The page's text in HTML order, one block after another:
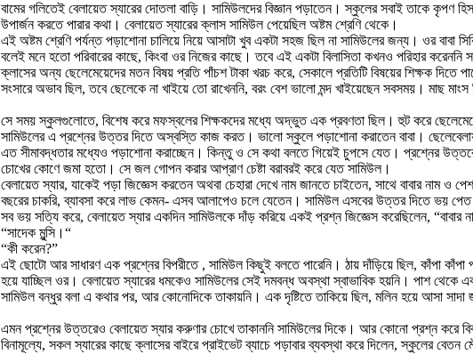
বামের গলিতেই বেলায়েত স্যারের দোতলা বাড়ি। সামিউলদের বিজ্ঞান পড়াতেন। স্কুলের সবাই তাকে কৃপণ
উপার্জন করতে পারার কথা। বেলায়েত স্যারের ক্লাস সামিউল পেয়েছিল অষ্টম শ্রেণি থেকে।
এই অষ্টম শ্রেণি পর্যন্ত পড়াশোনা চালিয়ে নিয়ে আসাটা খুব একটা সহজ ছিল না সামিউলের জন্য। ওর বাবা
বলেই মনে হতো পরিবারের কাছে, কিংবা ওর নিজের কাছে। তবে এই একটা বিলাসিতা কখনও পরিহার করেননি
ক্লাসের অন্য ছেলেমেয়েদের মতন বিষয় প্রতি পাঁচশ টাকা খরচ করে, সেকালে প্রতিটি বিষয়ের শিক্ষক
সংসারে অভাব ছিল, তবে ছেলেকে না খাইয়ে তো রাখেননি, বরং বেশ ভালো মন্দ খাইয়েছেন সবসময়। মাছ মাংস
সে সময় স্কুলগুলোতে, বিশেষ করে মফস্বলের শিক্ষকদের মধ্যে অদ্ভুত এক প্রবণতা ছিল। হুট করে
সামিউলের এ প্রশ্নের উত্তর দিতে অস্বস্তি কাজ করত। ভালো স্কুলে পড়াশোনা করাতেন বাবা।
এত সীমাবদ্ধতার মধ্যেও পড়াশোনা করাচ্ছেন। কিন্তু ও সে কথা বলতে গিয়েই চুপসে যেত। প্রশ্নের
চোখের কোণে জমা হতো। সে জল গোপন করার আপ্রাণ চেষ্টা বরাবরই করে যেত সামিউল।
বেলায়েত স্যার, যাকেই পড়া জিজ্ঞেস করতেন অথবা চেহারা দেখে নাম জানতে চাইতেন, সাথে বাবার নাম
বছরের চাকরি, ব্যাবসা করে লাভ কেমন- এসব আলাপেও চলে যেতেন। সামিউল এসবের উত্তর দিতে ভয়
সব ভয় সত্যি করে, বেলায়েত স্যার একদিন সামিউলকে দাঁড় করিয়ে একই প্রশ্ন জিজ্ঞেস করেছিলেন, “বাবার
“সাদেক মুন্সি।“
“কী করেন?”
এই ছোটো আর সাধারণ এক প্রশ্নের বিপরীতে , সামিউল কিছুই বলতে পারেনি। ঠায় দাঁড়িয়ে ছিল, কাঁপা
হয়ে যাচ্ছিল ওর। বেলায়েত স্যারের ধমকেও সামিউলের সেই দমবন্ধ অবস্থা স্বাভাবিক হয়নি। পাশ থেকে
সামিউল বন্ধুর বলা এ কথার পর, আর কোনোদিকে তাকায়নি। এক দৃষ্টিতে তাকিয়ে ছিল, মলিন হয়ে আসা
এমন প্রশ্নের উত্তরেও বেলায়েত স্যার করুণার চোখে তাকাননি সামিউলের দিকে। আর কোনো প্রশ্ন করে
বিনামূল্যে, সকল স্যারের কাছে ক্লাসের বাইরে প্রাইভেট ব্যাচে পড়াবার ব্যবস্থা করে দিলেন, স্কুলের